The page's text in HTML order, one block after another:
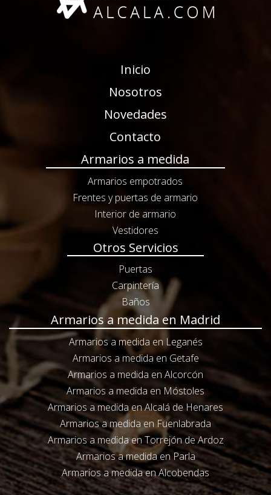
Inicio
Nosotros
Novedades
Contacto
Armarios a medida
Armarios empotrados
Frentes y puertas de armario
Interior de armario
Vestidores
Otros Servicios
Puertas
Carpintería
Baños
Armarios a medida en Madrid
Armarios a medida en Leganés
Armarios a medida en Getafe
Armarios a medida en Alcorcón
Armarios a medida en Móstoles
Armarios a medida en Alcalá de Henares
Armarios a medida en Fuenlabrada
Armarios a medida en Torrejón de Ardoz
Armarios a medida en Parla
Armarios a medida en Alcobendas